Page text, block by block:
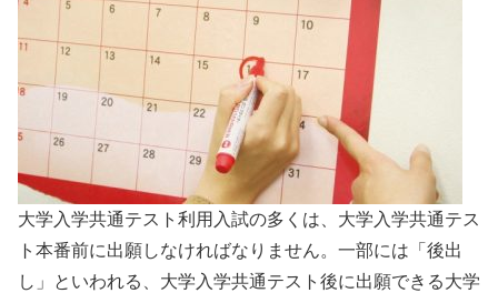
大学入学共通テスト利用入試の多くは、大学入学共通テス
ト本番前に出願しなければなりません。一部には「後出
し」といわれる、大学入学共通テスト後に出願できる大学